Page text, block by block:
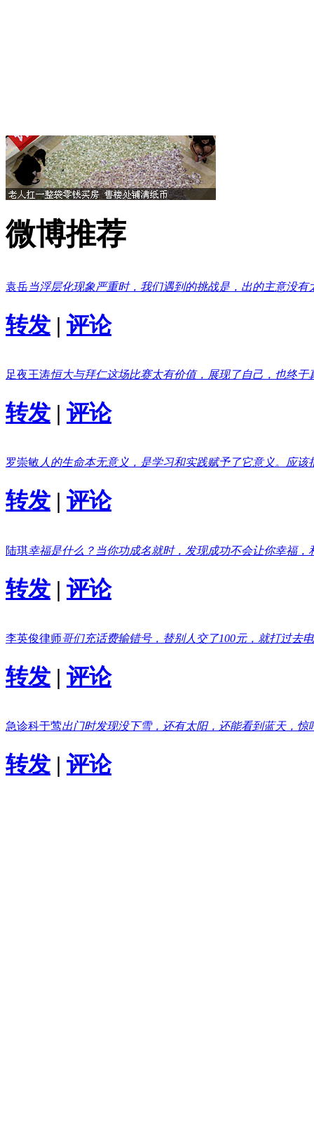
微博推荐
袁岳当浮层化现象严重时，我们遇到的挑战是，出的主意没
转发 | 评论
足夜王涛恒大与拜仁这场比赛太有价值，展现了自己，也终
转发 | 评论
罗崇敏 人的生命本无意义，是学习和实践赋予了它意义。应
转发 | 评论
陆琪幸福是什么？当你功成名就时，发现成功不会让你幸福
转发 | 评论
李英俊律师哥们充话费输错号，替别人交了100元，就打过去
转发 | 评论
急诊科于莺出门时发现没下雪，还有太阳，还能看到蓝天，惊
转发 | 评论